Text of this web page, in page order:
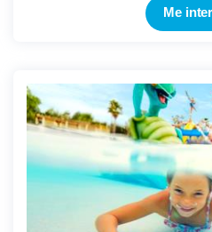
Me